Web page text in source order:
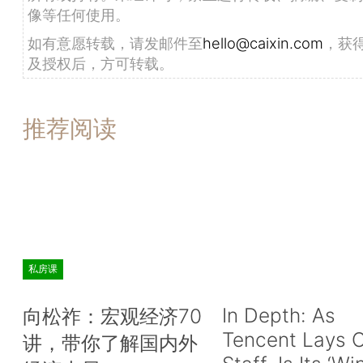
像等任何使用。
如有意愿转载，请发邮件至hello@caixin.com ，获
及授权后，方可转载。
推荐阅读
私房课
向松祚：宏观经济70
讲，带你了解国内外
In Depth: As
Tencent Lays